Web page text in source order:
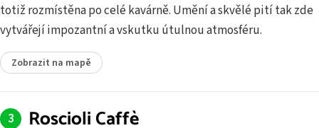
totiž rozmístěna po celé kavárně. Umění a skvělé pití tak zde
vytvářejí impozantní a vskutku útulnou atmosféru.
Zobrazit na mapě
Roscioli Caffè